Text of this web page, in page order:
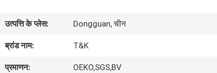
हमारे
बारे
में
उत्पत्ति के प्लेस: Dongguan, चीन
ब्रांड नाम: T&K
प्रमाणन: OEKO,SGS,BV